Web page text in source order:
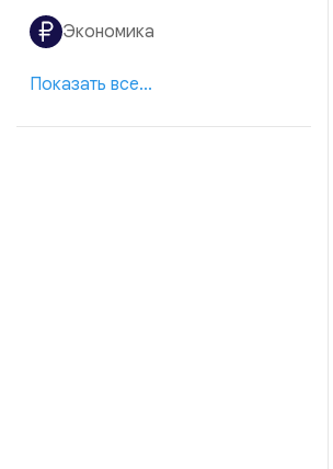
Экономика
Показать все...